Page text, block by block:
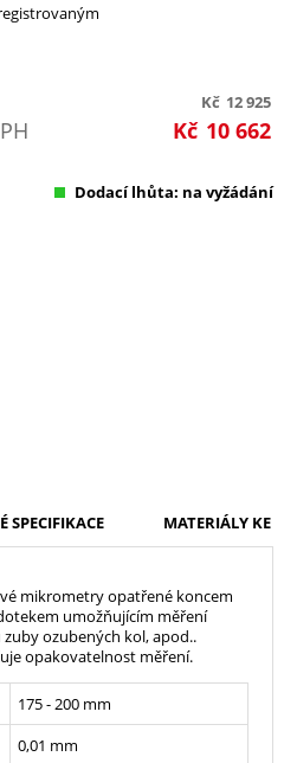
12 925
Kč
10 662
Kč
Dodací lhůta: na vyžádání
SPECIFIKACE MATERIÁLY KE
mikrometry opatřené koncem
umožňujícím měření
ozubených kol, apod..
opakovatelnost měření.
175 - 200 mm
0,01 mm